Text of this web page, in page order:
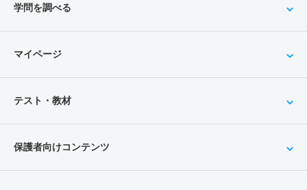
学問を調べる
マイページ
テスト・教材
保護者向けコンテンツ